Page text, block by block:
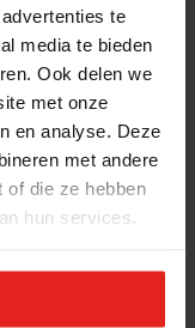
te
media te bieden
Ook delen we
met onze
en analyse. Deze
met andere
of die ze hebben
hun services.
Prima Vera
in Den
heeft